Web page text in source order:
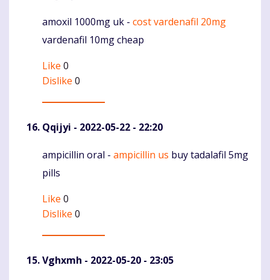
Komentaras
amoxil 1000mg uk - cost vardenafil 20mg
vardenafil 10mg cheap
Like 0
Dislike 0
Qqijyi - 2022-05-22 - 22:20
Komentaras
ampicillin oral - ampicillin us buy tadalafil 5mg
pills
Like 0
Dislike 0
Vghxmh - 2022-05-20 - 23:05